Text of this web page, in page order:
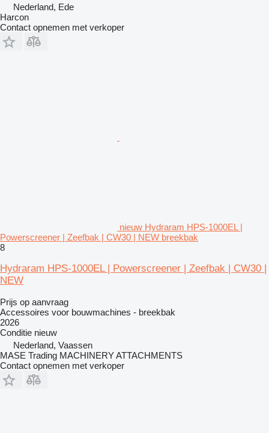
Nederland, Ede
Harcon
Contact opnemen met verkoper
nieuw Hydraram HPS-1000EL |
Powerscreener | Zeefbak | CW30 | NEW breekbak
8
Hydraram HPS-1000EL | Powerscreener | Zeefbak | CW30 |
NEW
Prijs op aanvraag
Accessoires voor bouwmachines - breekbak
2026
Conditie nieuw
Nederland, Vaassen
MASE Trading MACHINERY ATTACHMENTS
Contact opnemen met verkoper